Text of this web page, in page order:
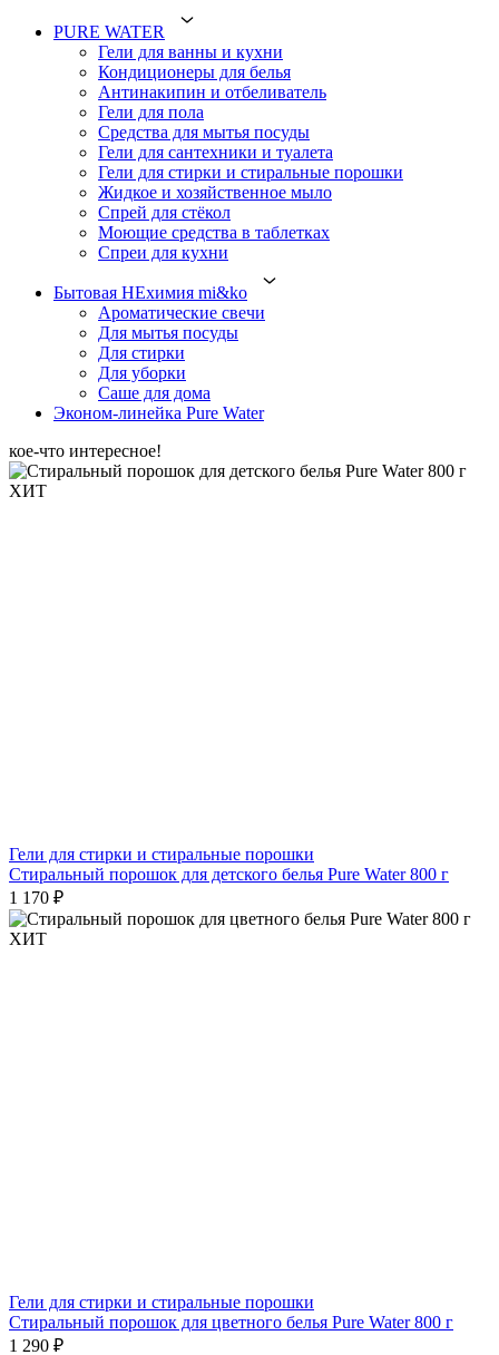
PURE WATER
Гели для ванны и кухни
Кондиционеры для белья
Антинакипин и отбеливатель
Гели для пола
Средства для мытья посуды
Гели для сантехники и туалета
Гели для стирки и стиральные порошки
Жидкое и хозяйственное мыло
Спрей для стёкол
Моющие средства в таблетках
Спреи для кухни
Бытовая НЕхимия mi&ko
Ароматические свечи
Для мытья посуды
Для стирки
Для уборки
Саше для дома
Эконом-линейка Pure Water
кое-что интересное!
ХИТ
Гели для стирки и стиральные порошки
Стиральный порошок для детского белья Pure Water 800 г
1 170 ₽
ХИТ
Гели для стирки и стиральные порошки
Стиральный порошок для цветного белья Pure Water 800 г
1 290 ₽